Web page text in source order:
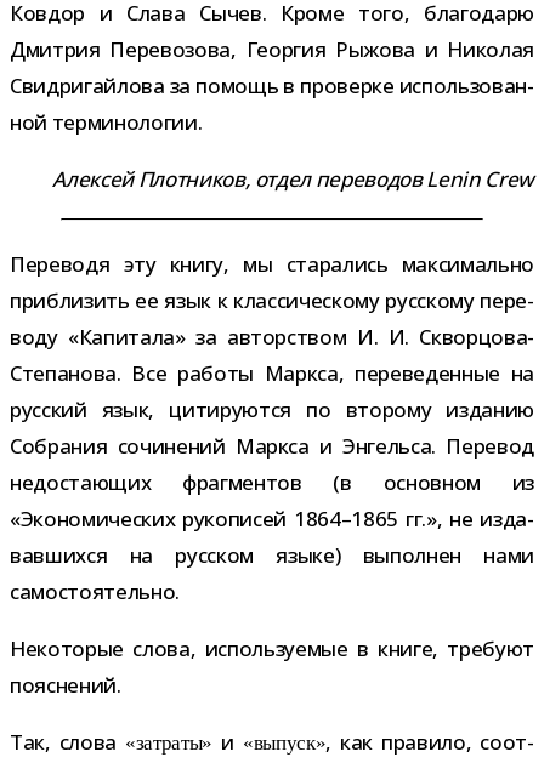
Ковдор и Слава Сычев. Кроме того, бла­го­дарю
Дмитрия Перевозова, Георгия Рыжова и Николая
Свидригайлова за помощь в про­верке исполь­зо­ван­
ной терминологии.
Алексей Плотников, отдел пере­во­дов Lenin Crew
Переводя эту книгу, мы ста­ра­лись мак­си­мально
при­бли­зить ее язык к клас­си­че­скому рус­скому пере­
воду «Капитала» за автор­ством И. И. Скворцова-​
Степанова. Все работы Маркса, пере­ве­ден­ные на
рус­ский язык, цити­ру­ются по вто­рому изда­нию
Собрания сочи­не­ний Маркса и Энгельса. Перевод
недо­ста­ю­щих фраг­мен­тов (в основ­ном из
«Экономических руко­пи­сей 1864–1865 гг.», не изда­
вав­шихся на рус­ском языке) выпол­нен нами
самостоятельно.
Некоторые слова, исполь­зу­е­мые в книге, тре­буют
пояснений.
Так, слова «затраты» и «выпуск», как пра­вило, соот­